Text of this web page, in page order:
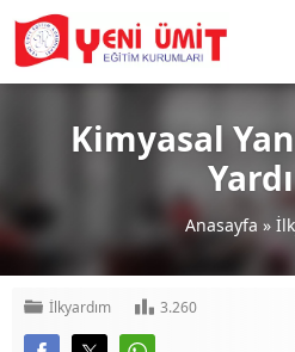
Kimyasal
Anasayfa »
İlkyardım 3.260